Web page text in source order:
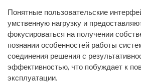
Понятные пользовательские
умственную нагрузку и
фокусироваться на получении
познании особенностей работы
соединения решения с
эффективностью, что побуждает к
эксплуатации.